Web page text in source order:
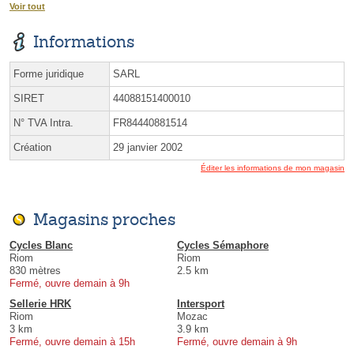
Voir tout
Informations
Forme juridique SARL
SIRET 44088151400010
N° TVA Intra. FR84440881514
Création 29 janvier 2002
Éditer les informations de mon magasin
Magasins proches
Cycles Blanc
Riom
830 mètres
Fermé, ouvre demain à 9h
Cycles Sémaphore
Riom
2.5 km
Sellerie HRK
Riom
3 km
Fermé, ouvre demain à 15h
Intersport
Mozac
3.9 km
Fermé, ouvre demain à 9h